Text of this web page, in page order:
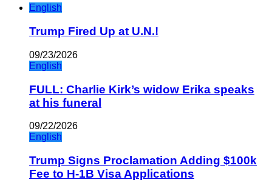
English
Trump Fired Up at U.N.!
09/23/2026
English
FULL: Charlie Kirk’s widow Erika speaks
at his funeral
09/22/2026
English
Trump Signs Proclamation Adding $100k
Fee to H-1B Visa Applications